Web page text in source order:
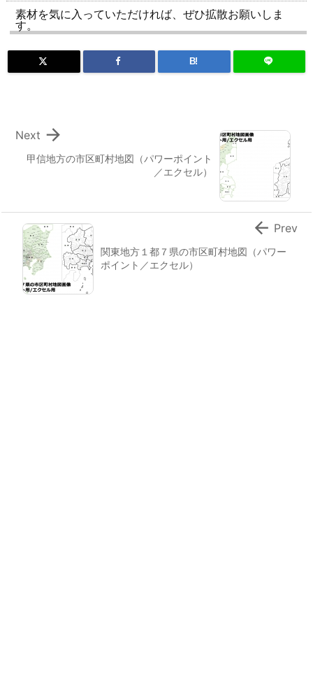
素材を気に入っていただければ、ぜひ拡散お願いしま
す。
B!
甲信地方の市区町村地図（パワーポイント
／エクセル）

Next
関東地方１都７県の市区町村地図（パワー
ポイント／エクセル）
 Prev